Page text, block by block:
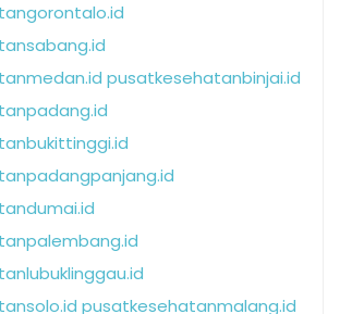
pusatkesehatanbinjai.id
pusatkesehatanmalang.id